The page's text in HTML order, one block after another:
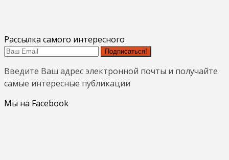
Рассылка самого интересного
Подписаться!
Введите Ваш адрес электронной почты и получайте
самые интересные публикации
Мы на Facebook